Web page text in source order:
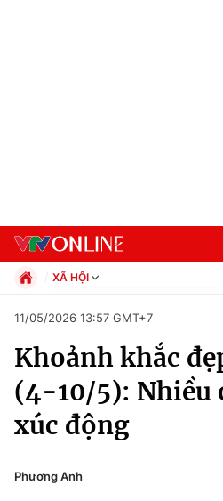
Chuyên mục
Chính trị
XÃ HỘI
Xã hội
Pháp luật
Thể thao
Truyền hình
Văn hóa - Giải trí
11/05/2026 13:57 GMT+7
Khoảnh khắc
(4-10/5): Nhiều
xúc động
Phương Anh